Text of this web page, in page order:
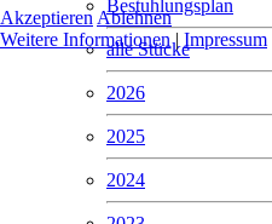
Bestuhlungsplan
alle Stücke
2026
2025
2024
Akzeptieren Ablehnen
Weitere Informationen| Impressum